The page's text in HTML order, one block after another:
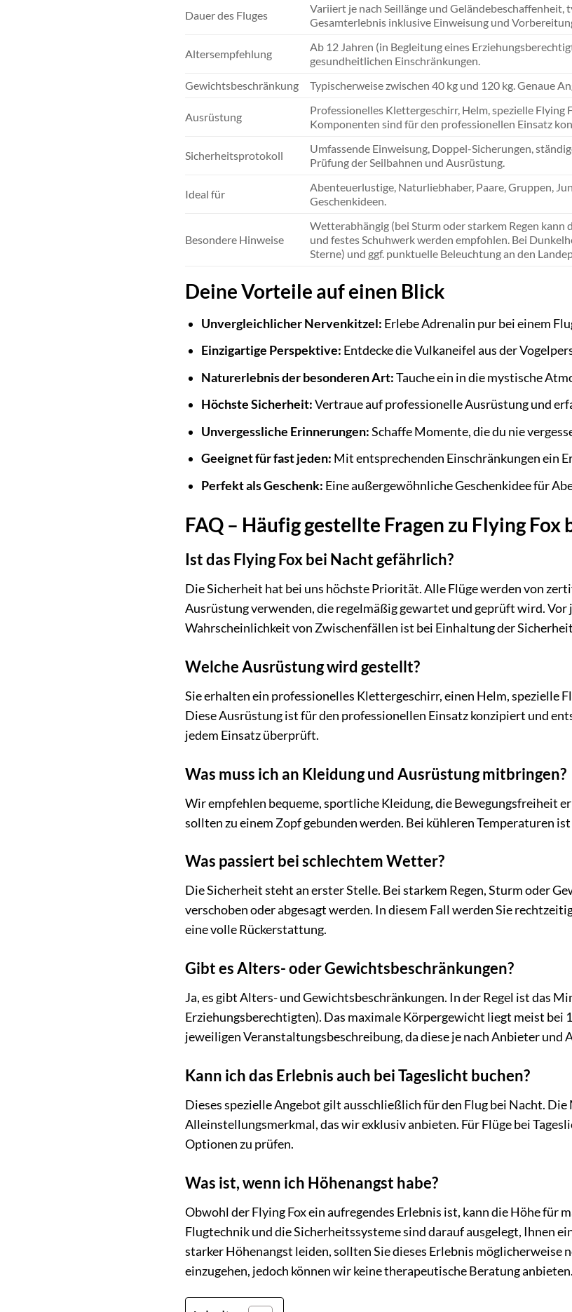
Dauer des Fluges
Variiert je nach Seillänge und Geländebeschaffenheit,
Gesamterlebnis inklusive Einweisung und
Altersempfehlung
Ab 12 Jahren (in Begleitung eines
gesundheitlichen Einschränkungen.
Gewichtsbeschränkung
Typischerweise zwischen 40 kg und 120 kg. Genaue
Ausrüstung
Professionelles Klettergeschirr, Helm, spezielle
Komponenten sind für den professionellen Einsatz
Sicherheitsprotokoll
Umfassende Einweisung, Doppel-Sicherungen,
Prüfung der Seilbahnen und Ausrüstung.
Ideal für
Abenteuerlustige, Naturliebhaber, Paare, Gruppen,
Geschenkideen.
Besondere Hinweise
Wetterabhängig (bei Sturm oder starkem Regen
und festes Schuhwerk werden empfohlen. Bei
Sterne) und ggf. punktuelle Beleuchtung an den
Deine Vorteile auf einen Blick
Unvergleichlicher Nervenkitzel: Erlebe Adrenalin pur bei einem
Einzigartige Perspektive: Entdecke die Vulkaneifel aus der
Naturerlebnis der besonderen Art:Tauche ein in die mystische
Höchste Sicherheit:Vertraue auf professionelle Ausrüstung und
Unvergessliche Erinnerungen:Schaffe Momente, die du nie
Geeignet für fast jeden: Mit entsprechenden Einschränkungen ein
Perfekt als Geschenk: Eine außergewöhnliche Geschenkidee für
FAQ – Häufig gestellte Fragen zu Flying
Ist das Flying Fox bei Nacht gefährlich?
Die Sicherheit hat bei uns höchste Priorität. Alle Flüge werden von
Ausrüstung verwenden, die regelmäßig gewartet und geprüft wird.
Wahrscheinlichkeit von Zwischenfällen ist bei Einhaltung der
Welche Ausrüstung wird gestellt?
Sie erhalten ein professionelles Klettergeschirr, einen Helm, spezielle
Diese Ausrüstung ist für den professionellen Einsatz konzipiert und
jedem Einsatz überprüft.
Was muss ich an Kleidung und Ausrüstung mitbringen?
Wir empfehlen bequeme, sportliche Kleidung, die Bewegungsfreiheit
sollten zu einem Zopf gebunden werden. Bei kühleren Temperaturen
Was passiert bei schlechtem Wetter?
Die Sicherheit steht an erster Stelle. Bei starkem Regen, Sturm oder
verschoben oder abgesagt werden. In diesem Fall werden Sie
eine volle Rückerstattung.
Gibt es Alters- oder Gewichtsbeschränkungen?
Ja, es gibt Alters- und Gewichtsbeschränkungen. In der Regel ist das
Erziehungsberechtigten). Das maximale Körpergewicht liegt meist bei
jeweiligen Veranstaltungsbeschreibung, da diese je nach Anbieter und
Kann ich das Erlebnis auch bei Tageslicht buchen?
Dieses spezielle Angebot gilt ausschließlich für den Flug bei Nacht.
Alleinstellungsmerkmal, das wir exklusiv anbieten. Für Flüge bei
Optionen zu prüfen.
Was ist, wenn ich Höhenangst habe?
Obwohl der Flying Fox ein aufregendes Erlebnis ist, kann die Höhe für
Flugtechnik und die Sicherheitssysteme sind darauf ausgelegt, Ihnen
starker Höhenangst leiden, sollten Sie dieses Erlebnis möglicherweise
einzugehen, jedoch können wir keine therapeutische Beratung anbieten.